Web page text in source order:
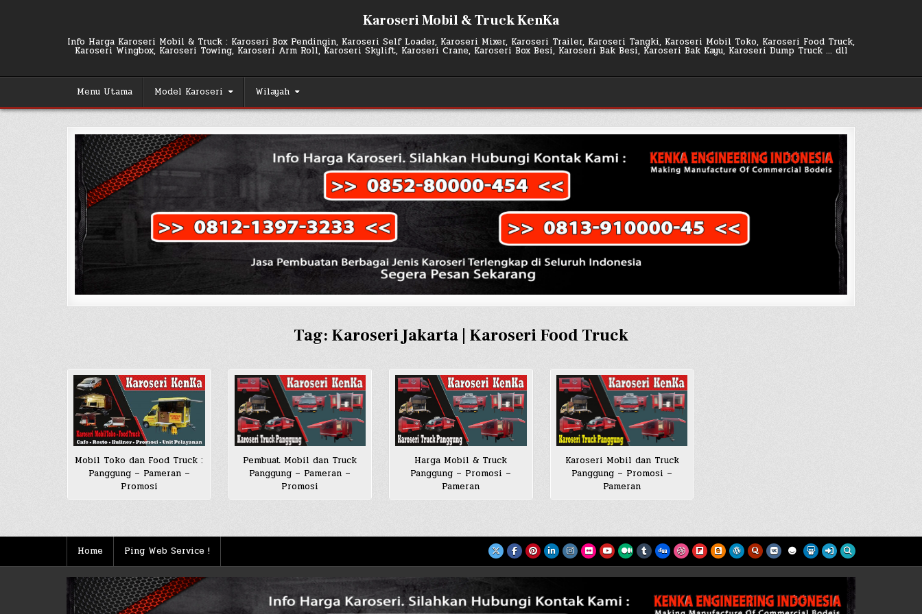
Karoseri Mobil & Truck KenKa
Info Harga Karoseri Mobil & Truck : Karoseri Box Pendingin, Karoseri Self Loader, Karoseri Mixer, Karoseri Trailer, Karoseri Tangki, Karoseri Mobil Toko, Karoseri Food Truck,
Karoseri Wingbox, Karoseri Towing, Karoseri Arm Roll, Karoseri Skylift, Karoseri Crane, Karoseri Box Besi, Karoseri Bak Besi, Karoseri Bak Kayu, Karoseri Dump Truck … dll
Menu Utama Model Karoseri Wilayah
Tag: Karoseri Jakarta | Karoseri Food Truck
Mobil Toko dan Food Truck :
Panggung – Pameran –
Promosi
Pembuat Mobil dan Truck
Panggung – Pameran –
Promosi
Harga Mobil & Truck
Panggung – Promosi –
Pameran
Karoseri Mobil dan Truck
Panggung – Promosi –
Pameran
Home Ping Web Service !